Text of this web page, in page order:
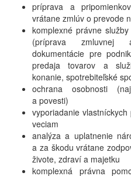
príprava a
vrátane zmlúv o prevode
komplexné právne
(príprava zmluvnej
dokumentácie pre
predaja tovarov a
konanie, spotrebiteľské
ochrana osobnosti
a povesti)
vyporiadanie
veciam
analýza a uplatnenie
a za škodu vrátane
živote, zdraví a majetku
komplexná právna